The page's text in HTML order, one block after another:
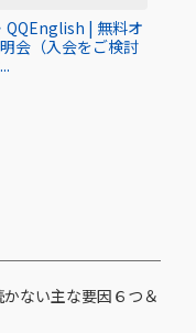
QQEnglish | 無料オ
会（入会をご検討
ない主な要因６つ＆